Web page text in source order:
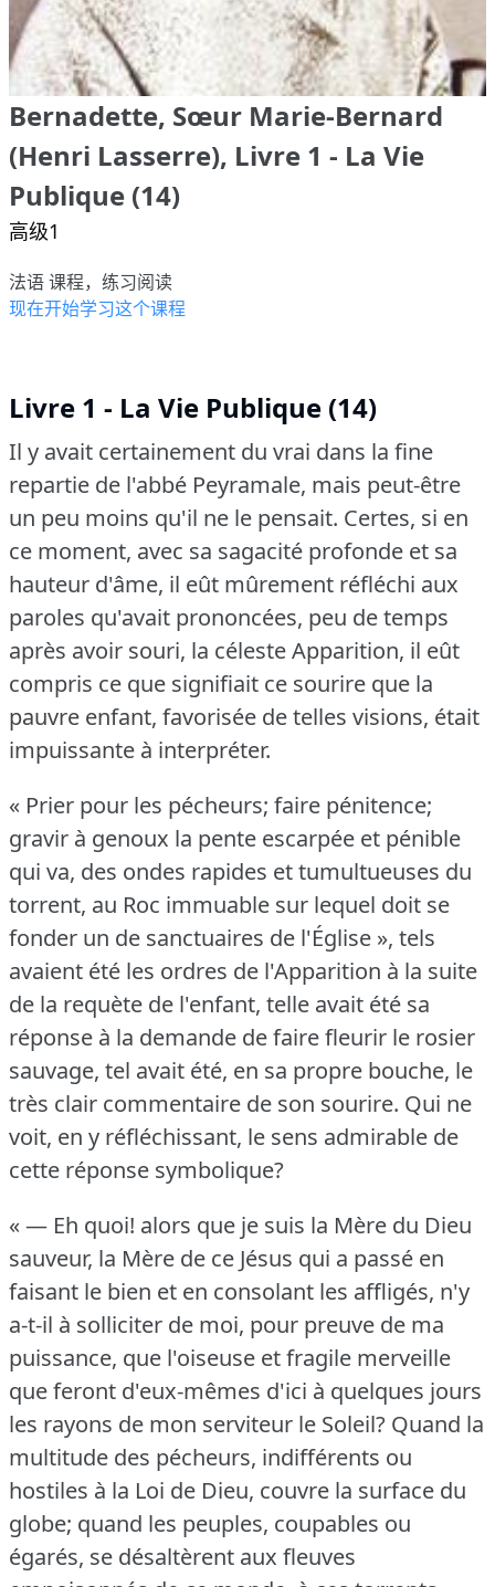
Bernadette, Sœur Marie-Bernard
(Henri Lasserre), Livre 1 - La Vie
Publique (14)
高级1
法语 课程，练习阅读
现在开始学习这个课程
Livre 1 - La Vie Publique (14)
Il y avait certainement du vrai dans la fine
repartie de l'abbé Peyramale, mais peut-être
un peu moins qu'il ne le pensait. Certes, si en
ce moment, avec sa sagacité profonde et sa
hauteur d'âme, il eût mûrement réfléchi aux
paroles qu'avait prononcées, peu de temps
après avoir souri, la céleste Apparition, il eût
compris ce que signifiait ce sourire que la
pauvre enfant, favorisée de telles visions, était
impuissante à interpréter.
« Prier pour les pécheurs; faire pénitence;
gravir à genoux la pente escarpée et pénible
qui va, des ondes rapides et tumultueuses du
torrent, au Roc immuable sur lequel doit se
fonder un de sanctuaires de l'Église », tels
avaient été les ordres de l'Apparition à la suite
de la requète de l'enfant, telle avait été sa
réponse à la demande de faire fleurir le rosier
sauvage, tel avait été, en sa propre bouche, le
très clair commentaire de son sourire. Qui ne
voit, en y réfléchissant, le sens admirable de
cette réponse symbolique?
« — Eh quoi! alors que je suis la Mère du Dieu
sauveur, la Mère de ce Jésus qui a passé en
faisant le bien et en consolant les affligés, n'y
a-t-il à solliciter de moi, pour preuve de ma
puissance, que l'oiseuse et fragile merveille
que feront d'eux-mêmes d'ici à quelques jours
les rayons de mon serviteur le Soleil? Quand la
multitude des pécheurs, indifférents ou
hostiles à la Loi de Dieu, couvre la surface du
globe; quand les peuples, coupables ou
égarés, se désaltèrent aux fleuves